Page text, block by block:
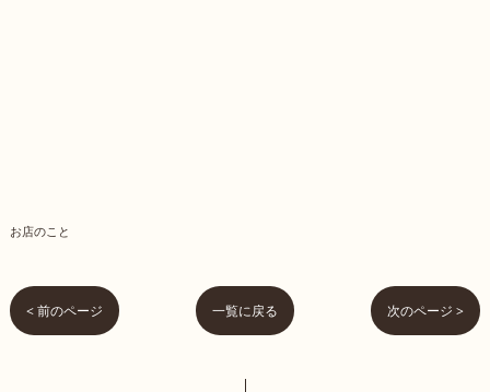
お店のこと
< 前のページ 一覧に戻る 次のページ >